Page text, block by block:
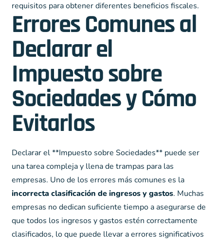
requisitos para obtener diferentes beneficios fiscales.
Errores Comunes al
Declarar el
Impuesto sobre
Sociedades y Cómo
Evitarlos
Declarar el **Impuesto sobre Sociedades** puede ser
una tarea compleja y llena de trampas para las
empresas. Uno de los errores más comunes es la
incorrecta clasificación de ingresos y gastos. Muchas
empresas no dedican suficiente tiempo a asegurarse de
que todos los ingresos y gastos estén correctamente
clasificados, lo que puede llevar a errores significativos